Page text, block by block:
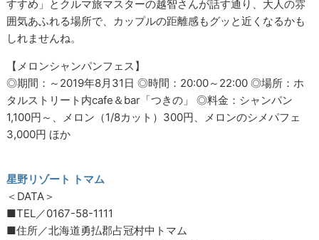
すすめ」とクルマ旅マスターの越智さんが話す通り、大人の雰
囲気あふれる場所で、カップルの距離感もグッと近くなるかも
しれませんね。
【メロンシャンパンフェス】
◎期間：～2019年8月31日 ◎時間：20:00～22:00 ◎場所：ホ
タルストリート内cafe＆bar「つきの」 ◎料金：シャンパン
1,100円～、メロン（1/8カット）300円、メロンのシメパフェ
3,000円 ほか
星野リゾート トマム
＜DATA＞
■TEL／0167-58-1111
■住所／北海道勇払郡占冠村中トマム